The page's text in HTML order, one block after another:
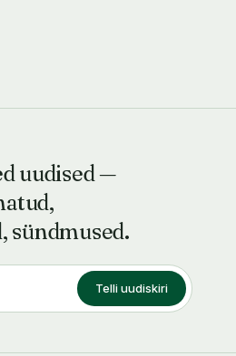
uudised —
sündmused.
Telli uudiskiri